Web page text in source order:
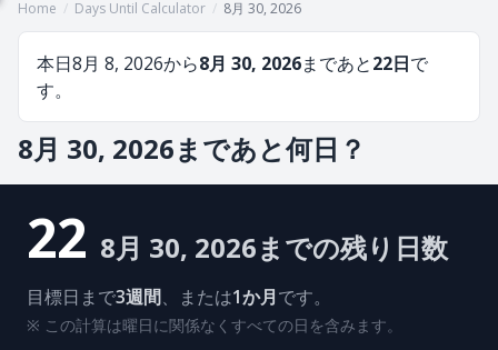
Home / Days Until Calculator / 8月 30, 2026
本日8月 8, 2026から8月 30, 2026まであと22日で
す。
8月 30, 2026まであと何日？
22 8月 30, 2026までの残り日数
目標日まで3週間、または1か月です。
※ この計算は曜日に関係なくすべての日を含みます。